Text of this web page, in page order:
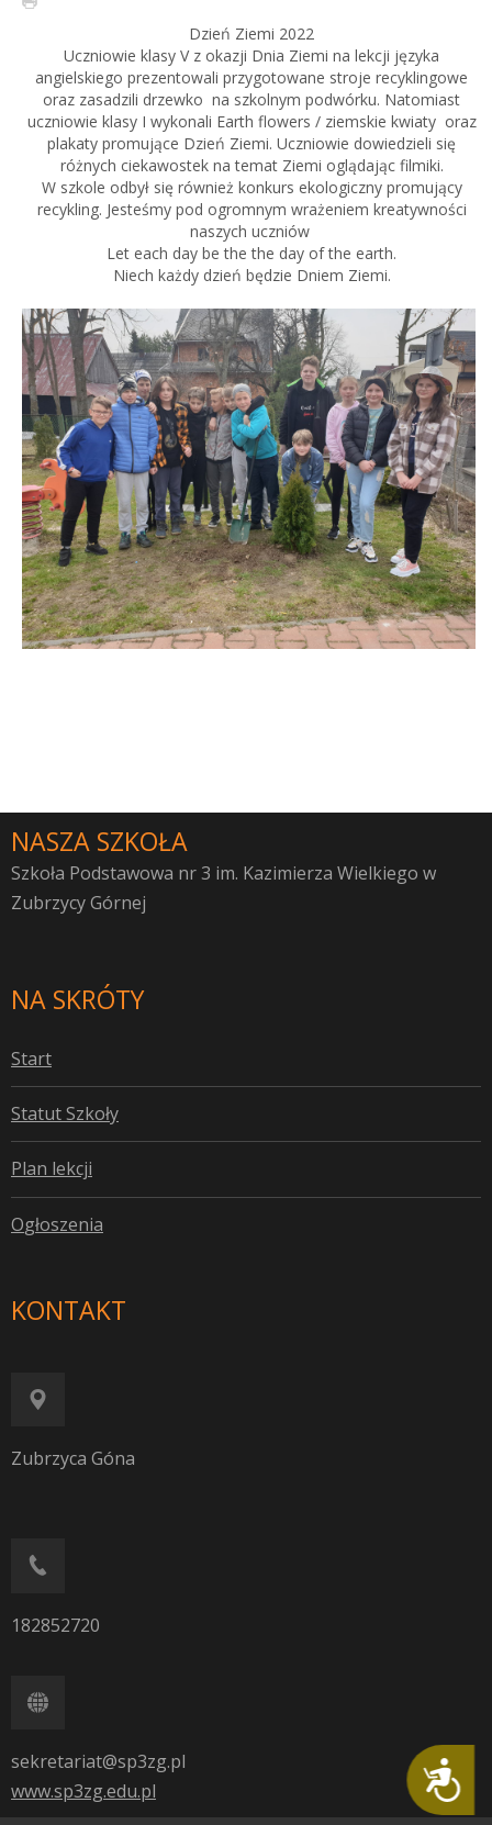
Dostępność
Dzień Ziemi 2022
Uczniowie klasy V z okazji Dnia Ziemi na lekcji języka
angielskiego prezentowali przygotowane stroje recyklingowe
oraz zasadzili drzewko na szkolnym podwórku. Natomiast
uczniowie klasy I wykonali Earth flowers / ziemskie kwiaty oraz
plakaty promujące Dzień Ziemi. Uczniowie dowiedzieli się
różnych ciekawostek na temat Ziemi oglądając filmiki.
W szkole odbył się również konkurs ekologiczny promujący
recykling. Jesteśmy pod ogromnym wrażeniem kreatywności
naszych uczniów
Let each day be the the day of the earth.
Niech każdy dzień będzie Dniem Ziemi.
NASZA SZKOŁA
Szkoła Podstawowa nr 3 im. Kazimierza Wielkiego w
Zubrzycy Górnej
NA SKRÓTY
Start
Statut Szkoły
Plan lekcji
Ogłoszenia
KONTAKT
Zubrzyca Góna
182852720
sekretariat@sp3zg.pl
www.sp3zg.edu.pl